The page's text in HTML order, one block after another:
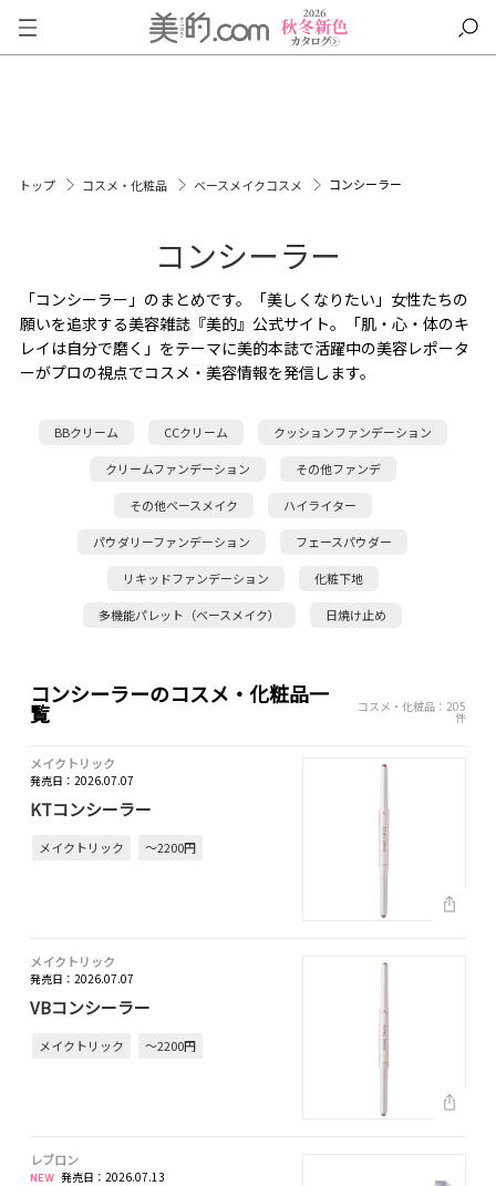
トップ コスメ・化粧品 ベースメイクコスメ コンシーラー
コンシーラー
「コンシーラー」のまとめです。「美しくなりたい」女性たちの
願いを追求する美容雑誌『美的』公式サイト。「肌・心・体のキ
レイは自分で磨く」をテーマに美的本誌で活躍中の美容レポータ
ーがプロの視点でコスメ・美容情報を発信します。
BBクリーム CCクリーム クッションファンデーション
クリームファンデーション その他ファンデ
その他ベースメイク ハイライター
パウダリーファンデーション フェースパウダー
リキッドファンデーション 化粧下地
多機能パレット（ベースメイク） 日焼け止め
コンシーラーのコスメ・化粧品一
覧 コスメ・化粧品：205
件
メイクトリック
発売日：2026.07.07
KTコンシーラー
メイクトリック ～2200円
メイクトリック
発売日：2026.07.07
VBコンシーラー
メイクトリック ～2200円
レブロン
発売日：2026.07.13